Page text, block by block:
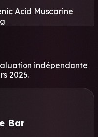
Acid Muscarine
indépendante
2026.
Bar